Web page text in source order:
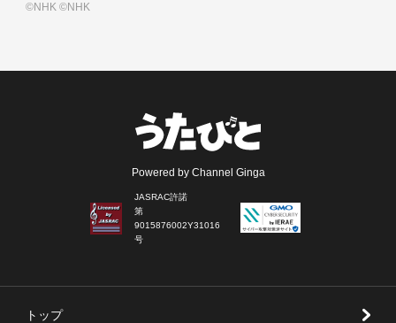
©NHK©NHK
Powered by Channel Ginga
JASRAC許諾
第
9015876002Y31016
号
トップ